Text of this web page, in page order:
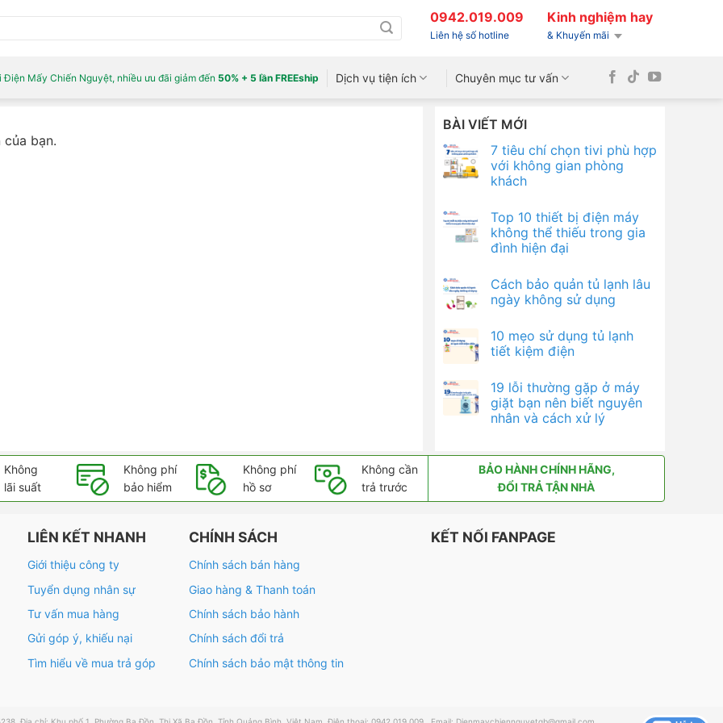
0942.019.009
Liên hệ số hotline
Kinh nghiệm hay
& Khuyến mãi
Điện Mấy Chiến Nguyệt, nhiều ưu đãi giảm đến 50% + 5 lần FREEship Dịch vụ tiện ích Chuyên mục tư vấn
bạn.
BÀI VIẾT MỚI
7 tiêu chí chọn tivi phù hợp
với không gian phòng
khách
Top 10 thiết bị điện máy
không thể thiếu trong gia
đình hiện đại
Cách bảo quản tủ lạnh lâu
ngày không sử dụng
10 mẹo sử dụng tủ lạnh
tiết kiệm điện
19 lỗi thường gặp ở máy
giặt bạn nên biết nguyên
nhân và cách xử lý
Không
lãi suất
Không phí
bảo hiểm
Không phí
hồ sơ
Không cần
trả trước
BẢO HÀNH CHÍNH HÃNG,
ĐỔI TRẢ TẬN NHÀ
LIÊN KẾT NHANH
Giới thiệu công ty
Tuyển dụng nhân sự
Tư vấn mua hàng
Gửi góp ý, khiếu nại
Tìm hiểu về mua trả góp
CHÍNH SÁCH
Chính sách bán hàng
Giao hàng & Thanh toán
Chính sách bảo hành
Chính sách đổi trả
Chính sách bảo mật thông tin
KẾT NỐI FANPAGE